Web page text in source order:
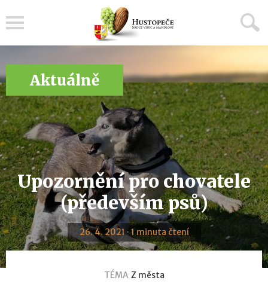
Aktuálně
Upozornění pro chovatele
(především psů)
26. 4. 2021 · 1 minuta čtení
TÉMA Z města